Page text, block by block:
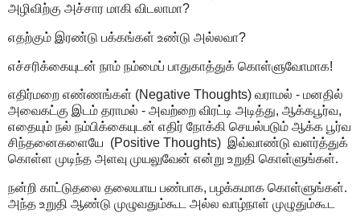
அழிவிற்கு அச்சார மாகி விடலாமா?
எதற்கும் இரண்டு பக்கங்கள் உண்டு அல்லவா?
எச்சரிக்கையுடன் நாம் நம்மைப் பாதுகாத்துக் கொள்ளுவோமாக!
எதிர்மறை எண்ணங்கள் (Negative Thoughts) வராமல் - மனதில்
அவைகட்கு இடம் தராமல் - அவற்றை விரட்டி அடித்து, ஆக்கபூர்வ,
எதையும் நல் நம்பிக்கையுடன் எதிர் நோக்கி செயல்படும் ஆக்க பூர்வ
சிந்தனைகளையே (Positive Thoughts) இவ்வாண்டு வளர்த்துக்
கொள்ள முடிந்த அளவு முயலுவேன் என்று உறுதி கொள்ளுங்கள்.
நன்றி காட்டுதலை தலையாய பண்பாக, பழக்கமாக கொள்ளுங்கள்.
அந்த உறுதி ஆண்டு முழுவதும்கூட அல்ல வாழ்நாள் முழுதும்கூட